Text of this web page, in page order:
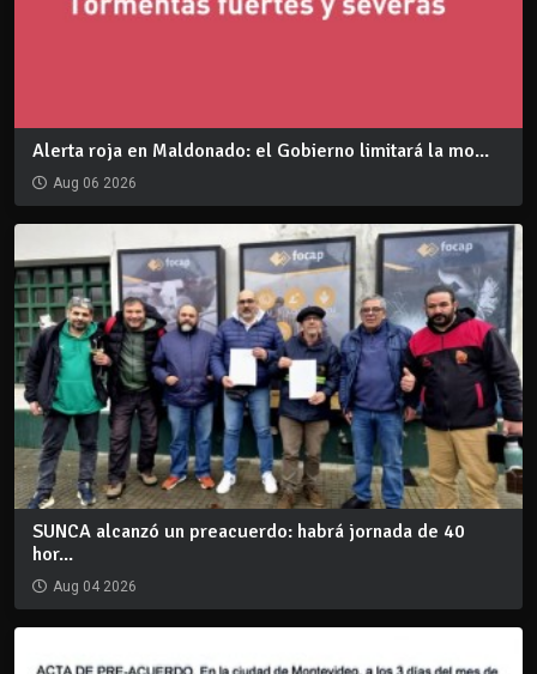
Alerta roja en Maldonado: el Gobierno limitará la mo...
Aug 06 2026
SUNCA alcanzó un preacuerdo: habrá jornada de 40
hor...
Aug 04 2026